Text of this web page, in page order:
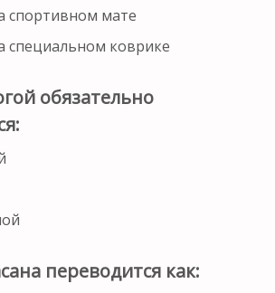
спортивном мате
специальном коврике
обязательно
переводится как: